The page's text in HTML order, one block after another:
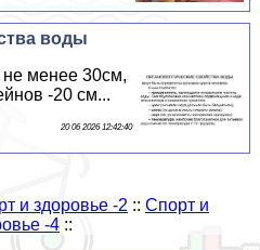
воды
не менее 30см,
-20 см...
20 06 2026 12:42:40
и здоровье -2 :: Спорт и
-4 ::